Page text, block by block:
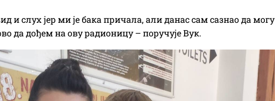
и слух јер ми је бака причала, али данас сам сазнао да могу
да дођем на ову радионицу – поручује Вук.